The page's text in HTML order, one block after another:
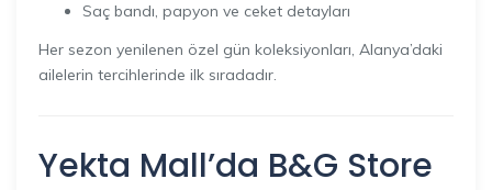
Saç bandı, papyon ve ceket detayları
Her sezon yenilenen özel gün koleksiyonları, Alanya’daki
ailelerin tercihlerinde ilk sıradadır.
Yekta Mall’da B&G Store